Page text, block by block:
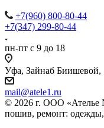
+7(960) 800-80-44
+7(347) 299-80-44
пн-пт с 9 до 18
Уфа, Зайнаб Биишевой,
mail@atele1.ru
© 2026 г. ООО «Ателье
пошив, ремонт: